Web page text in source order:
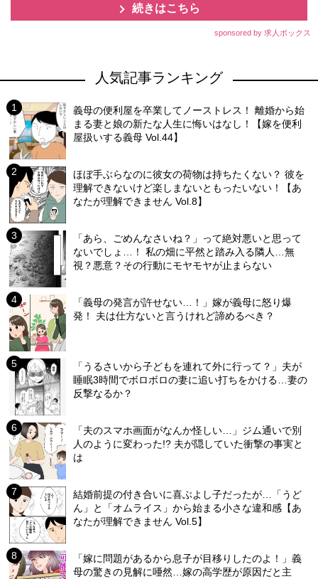
続きはこちら
sponsored by 求人ボックス
人気記事ランキング
義母の便利屋を卒業してノーストレス！ 離婚から始
まる妻と娘の新たな人生に悔いはなし！【嫁を便利
屋扱いする義母 Vol.44】
ほぼ手ぶらなのに彼女の荷物は持ちたくない？ 彼を
理解できないけど楽しまないともったいない！【あ
なたが理解できません Vol.8】
「あら、ごめんなさいね？」って絶対悪いと思って
ないでしょ…！ 私の畑に平然と踏み入る隣人…無
視？悪意？その行動にモヤモヤが止まらない
「義母の発言が許せない…！」嫁が義母に怒り爆
発！ 夫は仕方ないと言うけれど諦めるべき？
「うるさいから子どもを連れて外に行って？」夫が
睡眠3時間でボロボロの妻に追い打ちをかける…妻の
反撃なるか？
「夫のスマホ画面がなんか怪しい…」ジム通いで別
人のように変わった!? 夫が隠していた衝撃の事実と
は
結婚前提の付き合いに喜ぶよし子だったが…「うど
ん」と「オムライス」から始まる小さな違和感【あ
なたが理解できません Vol.5】
「嫁に問題があるから息子が目移りしたのよ！」義
母の驚きの見解に唖然…嫁の高学歴が原因だと主